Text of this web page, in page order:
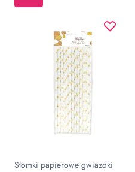
Słomki papierowe gwiazdki